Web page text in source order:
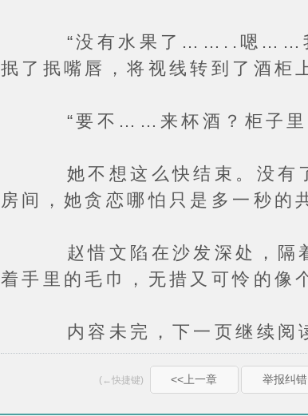
“没有水果了……..嗯……我吃
抿了抿嘴唇，将视线转到了酒柜
“要不……来杯酒？柜子里好
她不想这么快结束。没有了
房间，她贪恋哪怕只是多一秒的
赵惜文陷在沙发深处，隔着
着手里的毛巾，无措又可怜的像
内容未完，下一页继续阅
(←快捷键) <<上一章 举报纠错